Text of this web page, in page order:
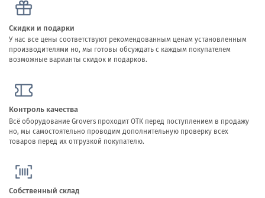
Скидки и подарки
У нас все цены соответствуют рекомендованным ценам установленным
производителями но, мы готовы обсуждать с каждым покупателем
возможные варианты скидок и подарков.
Контроль качества
Всё оборудование Grovers проходит ОТК перед поступлением в продажу
но, мы самостоятельно проводим дополнительную проверку всех
товаров перед их отгрузкой покупателю.
Собственный склад